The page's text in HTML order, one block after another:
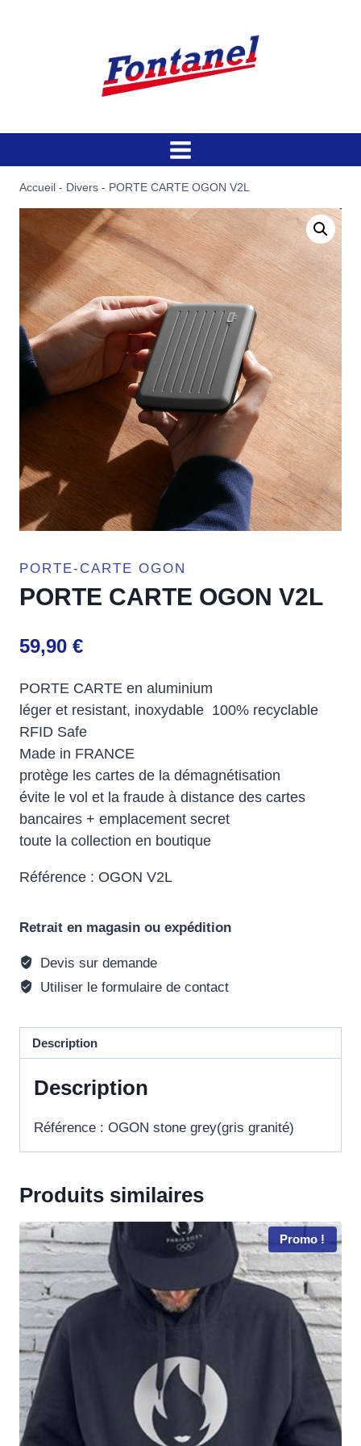
Accueil - Divers - PORTE CARTE OGON V2L
PORTE-CARTE OGON
PORTE CARTE OGON V2L
59,90 €
PORTE CARTE en aluminium
léger et resistant, inoxydable 100% recyclable
RFID Safe
Made in FRANCE
protège les cartes de la démagnétisation
évite le vol et la fraude à distance des cartes
bancaires + emplacement secret
toute la collection en boutique
Référence : OGON V2L
Retrait en magasin ou expédition
Devis sur demande
Utiliser le formulaire de contact
Description
Description
Référence : OGON stone grey(gris granité)
Produits similaires
Promo !